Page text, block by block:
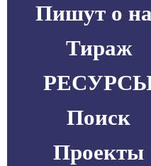
Пишут о
Тираж
Поиск
Проекты